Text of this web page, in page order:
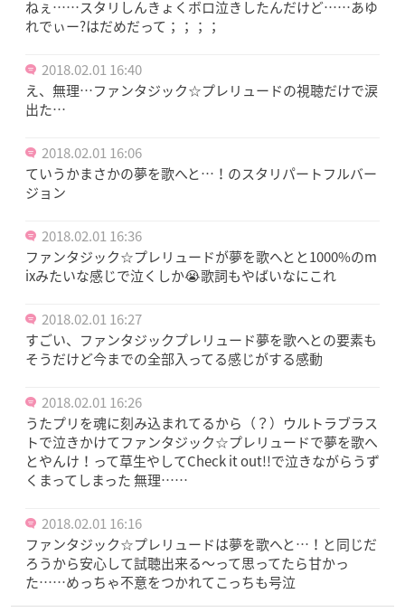
ねぇ……スタリしんきょくボロ泣きしたんだけど……あゆ
れでぃー?はだめだって；；；；
2018.02.01 16:40
え、無理…ファンタジック☆プレリュードの視聴だけで涙
出た…
2018.02.01 16:06
ていうかまさかの夢を歌へと…！のスタリパートフルバー
ジョン
2018.02.01 16:36
ファンタジック☆プレリュードが夢を歌へとと1000%のm
ixみたいな感じで泣くしか😭歌詞もやばいなにこれ
2018.02.01 16:27
すごい、ファンタジックプレリュード夢を歌へとの要素も
そうだけど今までの全部入ってる感じがする感動
2018.02.01 16:26
うたプリを魂に刻み込まれてるから（？）ウルトラブラス
トで泣きかけてファンタジック☆プレリュードで夢を歌へ
とやんけ！って草生やしてCheck it out!!で泣きながらうず
くまってしまった 無理……
2018.02.01 16:16
ファンタジック☆プレリュードは夢を歌へと…！と同じだ
ろうから安心して試聴出来る～って思ってたら甘かっ
た……めっちゃ不意をつかれてこっちも号泣